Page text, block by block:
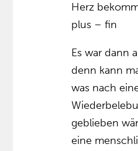
Herz
plus – fin
Es war dann
denn kann
was nach
geblieben
eine